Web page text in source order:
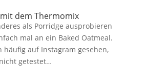
dem Thermomix
als Porridge ausprobieren
mal an ein Baked Oatmeal.
häufig auf Instagram gesehen,
getestet…